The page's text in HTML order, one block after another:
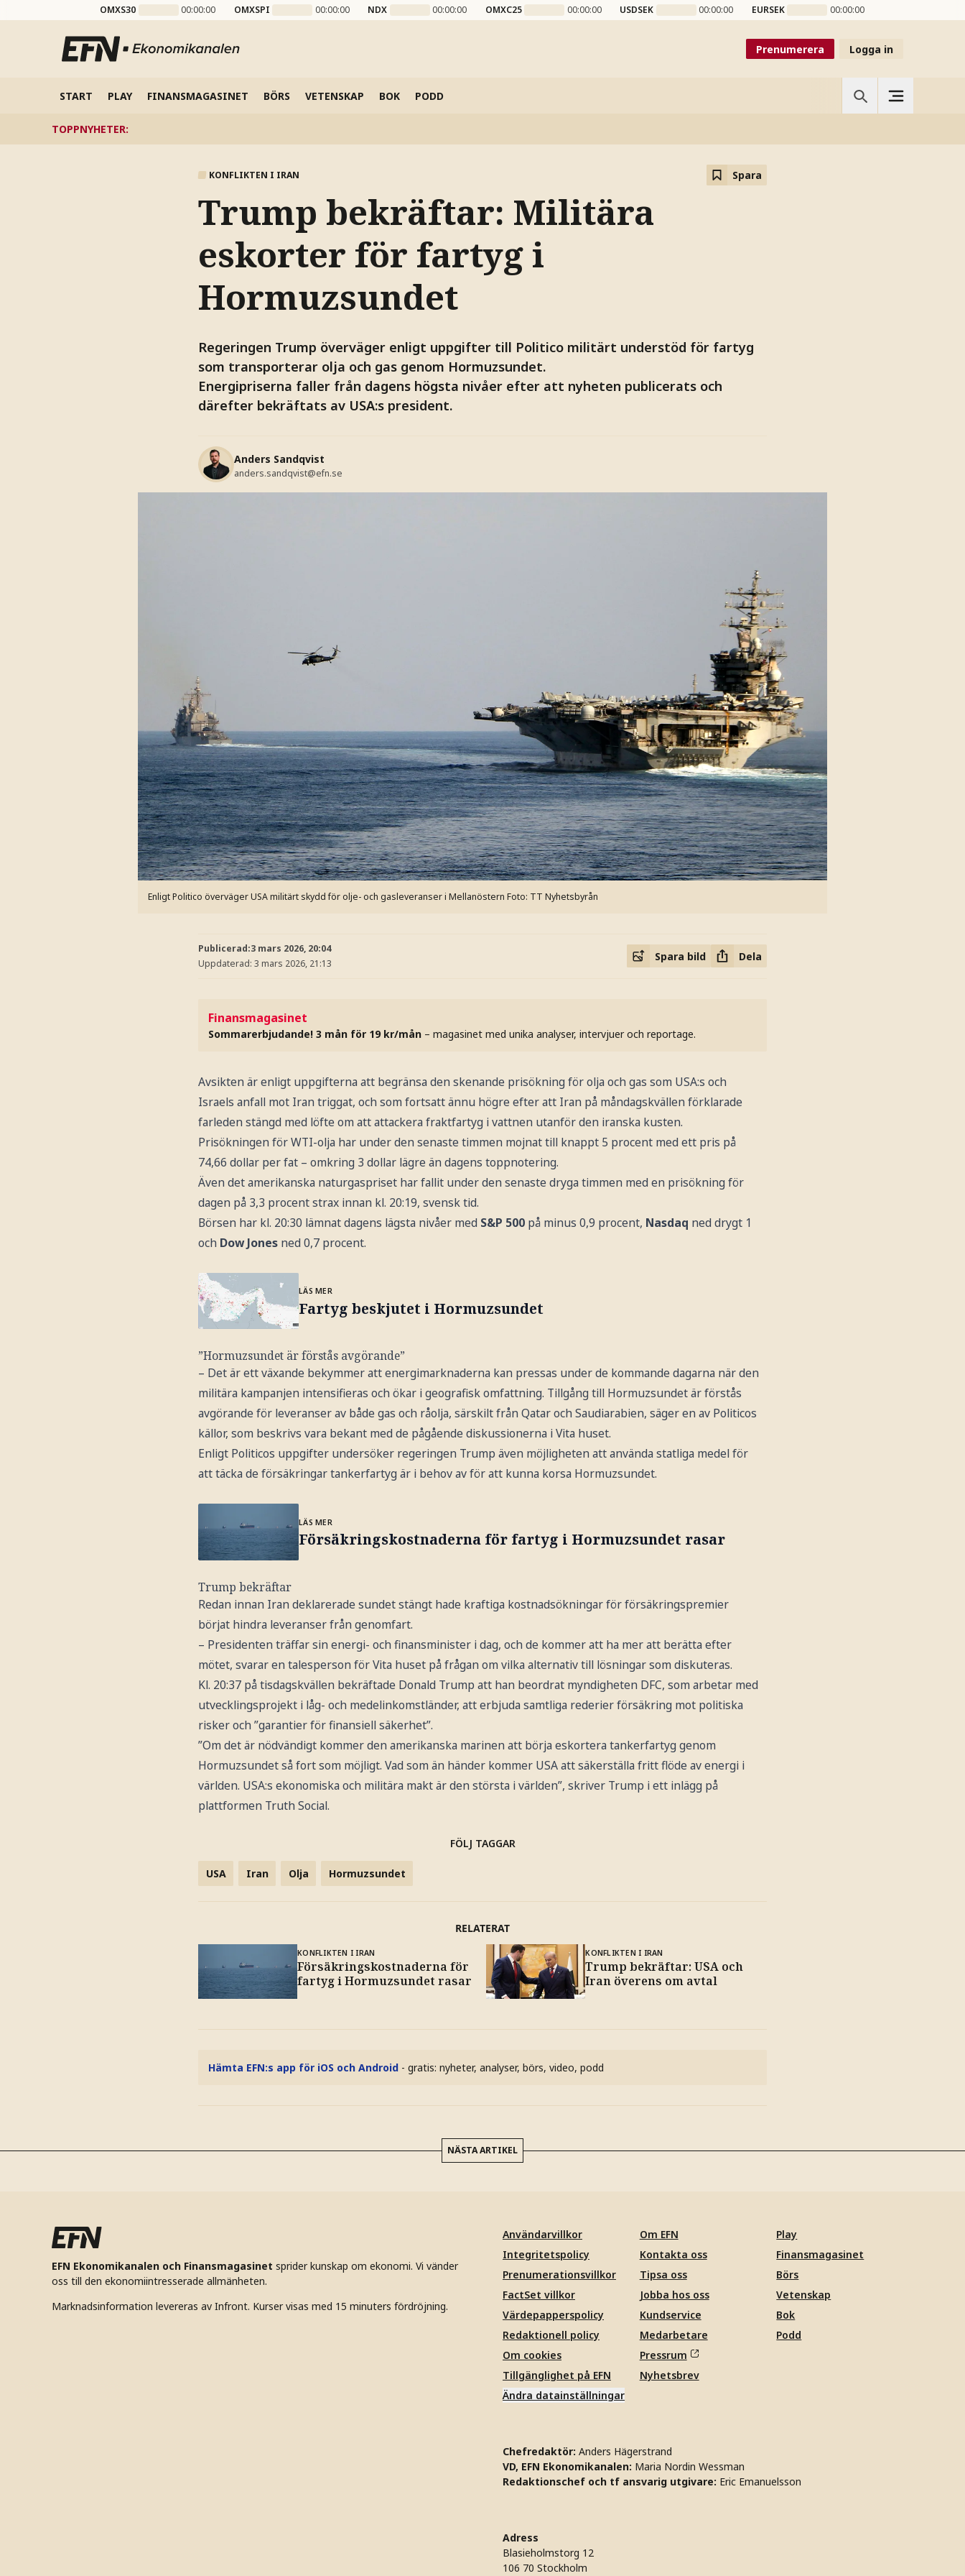
OMXS30 00:00:00 OMXSPI 00:00:00 NDX 00:00:00 OMXC25 00:00:00 USDSEK 00:00:00 EURSEK 00:00:00
Prenumerera Logga in
START PLAY FINANSMAGASINET BÖRS VETENSKAP BOK PODD
TOPPNYHETER:
KONFLIKTEN I IRAN Spara
Trump bekräftar: Militära
eskorter för fartyg i
Hormuzsundet
Regeringen Trump överväger enligt uppgifter till Politico militärt understöd för fartyg
som transporterar olja och gas genom Hormuzsundet.
Energipriserna faller från dagens högsta nivåer efter att nyheten publicerats och
därefter bekräftats av USA:s president.
Anders Sandqvist
anders.sandqvist@efn.se
Enligt Politico överväger USA militärt skydd för olje- och gasleveranser i Mellanöstern Foto: TT Nyhetsbyrån
Publicerad:3 mars 2026, 20:04
Uppdaterad: 3 mars 2026, 21:13
Spara bild Dela
Finansmagasinet
Sommarerbjudande! 3 mån för 19 kr/mån – magasinet med unika analyser, intervjuer och reportage.
Avsikten är enligt uppgifterna att begränsa den skenande prisökning för olja och gas som USA:s och
Israels anfall mot Iran triggat, och som fortsatt ännu högre efter att Iran på måndagskvällen förklarade
farleden stängd med löfte om att attackera fraktfartyg i vattnen utanför den iranska kusten.
Prisökningen för WTI-olja har under den senaste timmen mojnat till knappt 5 procent med ett pris på
74,66 dollar per fat – omkring 3 dollar lägre än dagens toppnotering.
Även det amerikanska naturgaspriset har fallit under den senaste dryga timmen med en prisökning för
dagen på 3,3 procent strax innan kl. 20:19, svensk tid.
Börsen har kl. 20:30 lämnat dagens lägsta nivåer med S&P 500 på minus 0,9 procent, Nasdaq ned drygt 1
och Dow Jones ned 0,7 procent.
LÄS MER
Fartyg beskjutet i Hormuzsundet
”Hormuzsundet är förstås avgörande”
– Det är ett växande bekymmer att energimarknaderna kan pressas under de kommande dagarna när den
militära kampanjen intensifieras och ökar i geografisk omfattning. Tillgång till Hormuzsundet är förstås
avgörande för leveranser av både gas och råolja, särskilt från Qatar och Saudiarabien, säger en av Politicos
källor, som beskrivs vara bekant med de pågående diskussionerna i Vita huset.
Enligt Politicos uppgifter undersöker regeringen Trump även möjligheten att använda statliga medel för
att täcka de försäkringar tankerfartyg är i behov av för att kunna korsa Hormuzsundet.
LÄS MER
Försäkringskostnaderna för fartyg i Hormuzsundet rasar
Trump bekräftar
Redan innan Iran deklarerade sundet stängt hade kraftiga kostnadsökningar för försäkringspremier
börjat hindra leveranser från genomfart.
– Presidenten träffar sin energi- och finansminister i dag, och de kommer att ha mer att berätta efter
mötet, svarar en talesperson för Vita huset på frågan om vilka alternativ till lösningar som diskuteras.
Kl. 20:37 på tisdagskvällen bekräftade Donald Trump att han beordrat myndigheten DFC, som arbetar med
utvecklingsprojekt i låg- och medelinkomstländer, att erbjuda samtliga rederier försäkring mot politiska
risker och ”garantier för finansiell säkerhet”.
”Om det är nödvändigt kommer den amerikanska marinen att börja eskortera tankerfartyg genom
Hormuzsundet så fort som möjligt. Vad som än händer kommer USA att säkerställa fritt flöde av energi i
världen. USA:s ekonomiska och militära makt är den största i världen”, skriver Trump i ett inlägg på
plattformen Truth Social.
FÖLJ TAGGAR
USA Iran Olja Hormuzsundet
RELATERAT
KONFLIKTEN I IRAN
Försäkringskostnaderna för
fartyg i Hormuzsundet rasar
KONFLIKTEN I IRAN
Trump bekräftar: USA och
Iran överens om avtal
Hämta EFN:s app för iOS och Android - gratis: nyheter, analyser, börs, video, podd
NÄSTA ARTIKEL
EFN Ekonomikanalen och Finansmagasinet sprider kunskap om ekonomi. Vi vänder
oss till den ekonomiintresserade allmänheten.
Marknadsinformation levereras av Infront. Kurser visas med 15 minuters fördröjning.
Användarvillkor
Integritetspolicy
Prenumerationsvillkor
FactSet villkor
Värdepapperspolicy
Redaktionell policy
Om cookies
Tillgänglighet på EFN
Ändra datainställningar
Om EFN
Kontakta oss
Tipsa oss
Jobba hos oss
Kundservice
Medarbetare
Pressrum
Nyhetsbrev
Play
Finansmagasinet
Börs
Vetenskap
Bok
Podd
Chefredaktör: Anders Hägerstrand
VD, EFN Ekonomikanalen: Maria Nordin Wessman
Redaktionschef och tf ansvarig utgivare: Eric Emanuelsson
Adress
Blasieholmstorg 12
106 70 Stockholm